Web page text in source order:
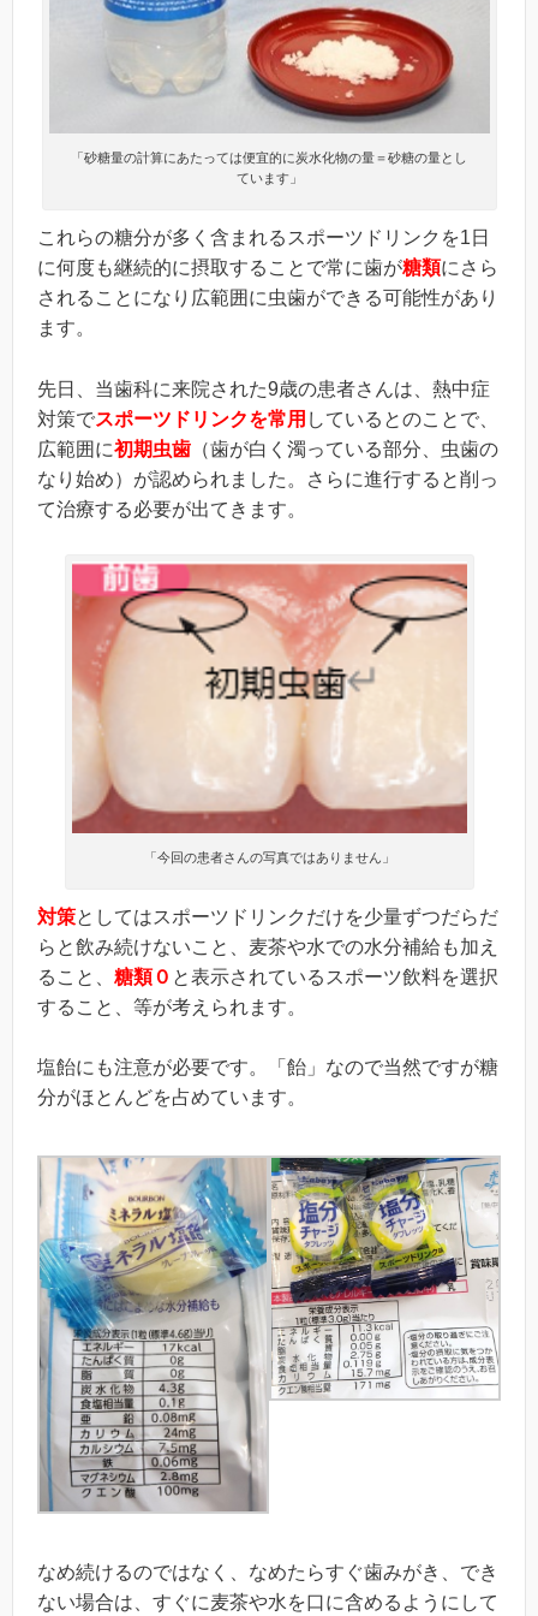
「砂糖量の計算にあたっては便宜的に炭水化物の量＝砂糖の量とし
ています」
これらの糖分が多く含まれるスポーツドリンクを1日
に何度も継続的に摂取することで常に歯が糖類にさら
されることになり広範囲に虫歯ができる可能性があり
ます。
先日、当歯科に来院された9歳の患者さんは、熱中症
対策でスポーツドリンクを常用 しているとのことで、
広範囲に初期虫歯 （歯が白く濁っている部分、虫歯の
なり始め）が認められました。さらに進行すると削っ
て治療する必要が出てきます。
「今回の患者さんの写真ではありません」
対策としてはスポーツドリンクだけを少量ずつだらだ
らと飲み続けないこと、麦茶や水での水分補給も加え
ること、 糖類０ と表示されているスポーツ飲料を選択
すること、等が考えられます。
塩飴にも注意が必要です。「飴」なので当然ですが糖
分がほとんどを占めています。
なめ続けるのではなく、なめたらすぐ歯みがき、でき
ない場合は、すぐに麦茶や水を口に含めるようにして